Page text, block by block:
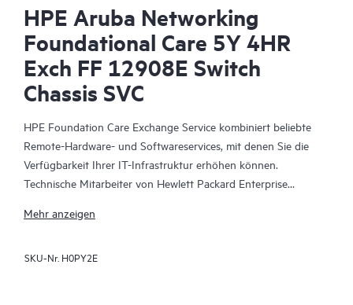
HPE Aruba Networking
Foundational Care 5Y 4HR
Exch FF 12908E Switch
Chassis SVC
HPE Foundation Care Exchange Service kombiniert beliebte
Remote-Hardware- und Softwareservices, mit denen Sie die
Verfügbarkeit Ihrer IT-Infrastruktur erhöhen können.
Technische Mitarbeiter von Hewlett Packard Enterprise
Behebung von Hardware- und Softwareproblemen zu
Mehr anzeigen
SKU-Nr. H0PY2E